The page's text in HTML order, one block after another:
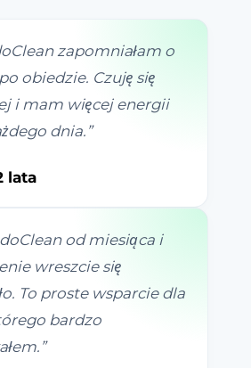
zapomniałam o
obiedzie. Czuję się
i mam więcej energii
dnia. ”
lata
od miesiąca i
wreszcie się
To proste wsparcie dla
bardzo
”